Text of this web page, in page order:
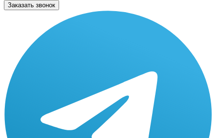
Заказать звонок